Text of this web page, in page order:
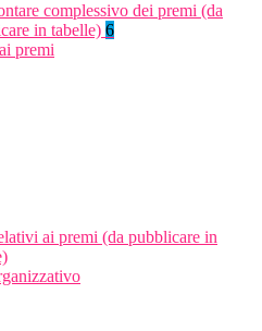
complessivo dei premi (da
in tabelle) 6
premi
ai premi (da pubblicare in